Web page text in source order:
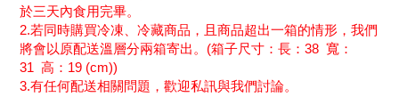
於三天內食用完畢。
2.若同時購買冷凍、冷藏商品，且商品超出一箱的情形，我們
將會以原配送溫層分兩箱寄出。 (箱子尺寸：長： 38 寬：
31 高： 19 (cm))
3.有任何配送相關問題，歡迎私訊與我們討論。